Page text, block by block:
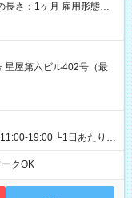
長さ：1ヶ月 雇用形態、
星屋第六ビル402号（最
19:00 └1日あたりの
あれば、いつでも勤務可
日でご勤務いただけま
可能なお仕事です！
クOK